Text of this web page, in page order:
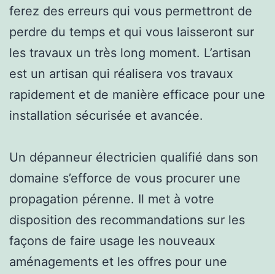
ferez des erreurs qui vous permettront de
perdre du temps et qui vous laisseront sur
les travaux un très long moment. L’artisan
est un artisan qui réalisera vos travaux
rapidement et de manière efficace pour une
installation sécurisée et avancée.
Un dépanneur électricien qualifié dans son
domaine s’efforce de vous procurer une
propagation pérenne. Il met à votre
disposition des recommandations sur les
façons de faire usage les nouveaux
aménagements et les offres pour une